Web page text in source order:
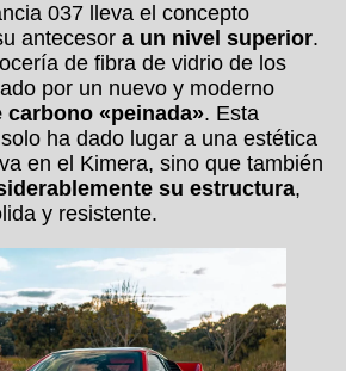
037 lleva el concepto
antecesor a un nivel superior.
de fibra de vidrio de los
por un nuevo y moderno
carbono «peinada». Esta
ha dado lugar a una estética
en el Kimera, sino que también
su estructura,
y resistente.